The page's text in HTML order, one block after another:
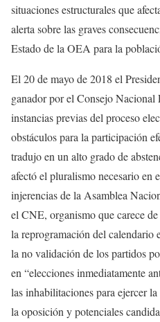
situaciones estructurales que
alerta sobre las graves
Estado de la OEA para la
El 20 de mayo de 2018 el
ganador por el Consejo
instancias previas del proceso
obstáculos para la participación
tradujo en un alto grado de
afectó el pluralismo necesario en
injerencias de la Asamblea
el CNE, organismo que carece
la reprogramación del calendario
la no validación de los partidos
en “elecciones inmediatamente
las inhabilitaciones para ejercer
la oposición y potenciales